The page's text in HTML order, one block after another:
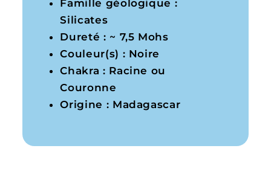
Famille géologique :
Silicates
Dureté : ~ 7,5 Mohs
Couleur(s) : Noire
Chakra : Racine ou
Couronne
Origine : Madagascar